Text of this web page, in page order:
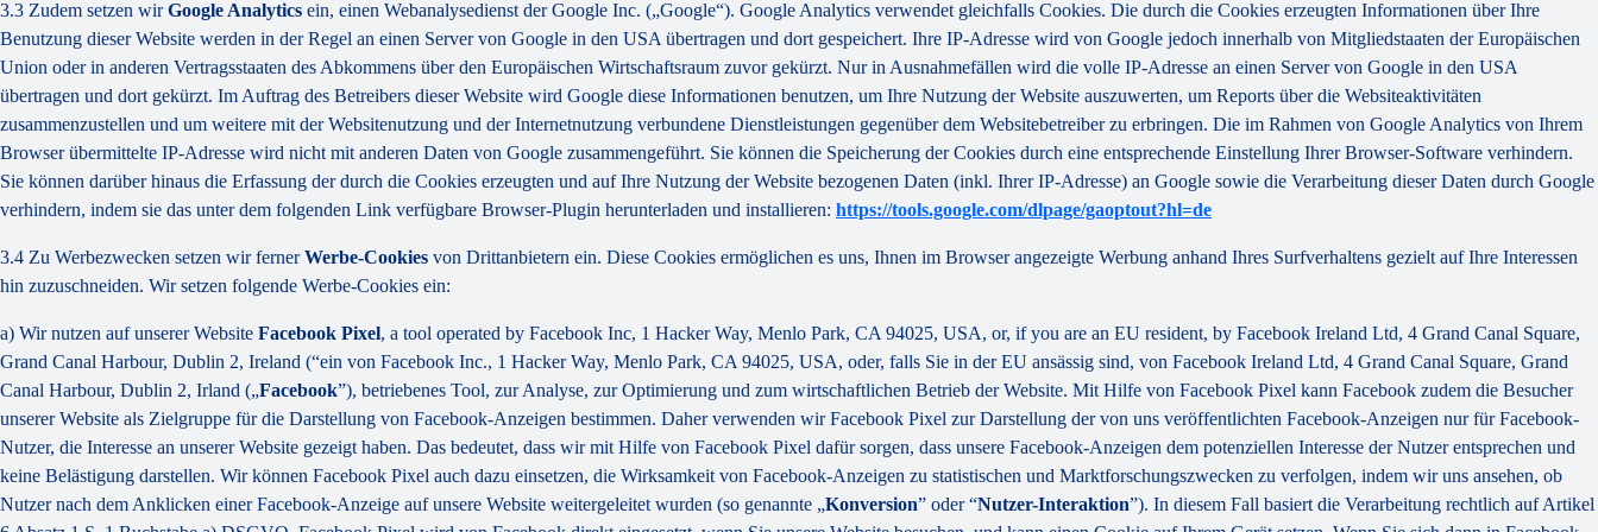
3.3 Zudem setzen wirGoogle Analytics ein, einen Webanalysedienst der Google Inc. („Google“). Google Analytics verwendet gleichfalls Cookies. Die durch die Cookies erzeugten Informationen über Ihre
Benutzung dieser Website werden in der Regel an einen Server von Google in den USA übertragen und dort gespeichert. Ihre IP-Adresse wird von Google jedoch innerhalb von Mitgliedstaaten der Europäischen
Union oder in anderen Vertragsstaaten des Abkommens über den Europäischen Wirtschaftsraum zuvor gekürzt. Nur in Ausnahmefällen wird die volle IP-Adresse an einen Server von Google in den USA
übertragen und dort gekürzt. Im Auftrag des Betreibers dieser Website wird Google diese Informationen benutzen, um Ihre Nutzung der Website auszuwerten, um Reports über die Websiteaktivitäten
zusammenzustellen und um weitere mit der Websitenutzung und der Internetnutzung verbundene Dienstleistungen gegenüber dem Websitebetreiber zu erbringen. Die im Rahmen von Google Analytics von Ihrem
Browser übermittelte IP-Adresse wird nicht mit anderen Daten von Google zusammengeführt. Sie können die Speicherung der Cookies durch eine entsprechende Einstellung Ihrer Browser-Software verhindern.
Sie können darüber hinaus die Erfassung der durch die Cookies erzeugten und auf Ihre Nutzung der Website bezogenen Daten (inkl. Ihrer IP-Adresse) an Google sowie die Verarbeitung dieser Daten durch Google
verhindern, indem sie das unter dem folgenden Link verfügbare Browser-Plugin herunterladen und installieren: https://tools.google.com/dlpage/gaoptout?hl=de
3.4 Zu Werbezwecken setzen wir fernerWerbe-Cookies von Drittanbietern ein. Diese Cookies ermöglichen es uns, Ihnen im Browser angezeigte Werbung anhand Ihres Surfverhaltens gezielt auf Ihre Interessen
hin zuzuschneiden. Wir setzen folgende Werbe-Cookies ein:
a) Wir nutzen auf unserer Website Facebook Pixel, a tool operated by Facebook Inc, 1 Hacker Way, Menlo Park, CA 94025, USA, or, if you are an EU resident, by Facebook Ireland Ltd, 4 Grand Canal Square,
Grand Canal Harbour, Dublin 2, Ireland (“ein von Facebook Inc., 1 Hacker Way, Menlo Park, CA 94025, USA, oder, falls Sie in der EU ansässig sind, von Facebook Ireland Ltd, 4 Grand Canal Square, Grand
Canal Harbour, Dublin 2, Irland („Facebook”), betriebenes Tool, zur Analyse, zur Optimierung und zum wirtschaftlichen Betrieb der Website. Mit Hilfe von Facebook Pixel kann Facebook zudem die Besucher
unserer Website als Zielgruppe für die Darstellung von Facebook-Anzeigen bestimmen. Daher verwenden wir Facebook Pixel zur Darstellung der von uns veröffentlichten Facebook-Anzeigen nur für Facebook-
Nutzer, die Interesse an unserer Website gezeigt haben. Das bedeutet, dass wir mit Hilfe von Facebook Pixel dafür sorgen, dass unsere Facebook-Anzeigen dem potenziellen Interesse der Nutzer entsprechen und
keine Belästigung darstellen. Wir können Facebook Pixel auch dazu einsetzen, die Wirksamkeit von Facebook-Anzeigen zu statistischen und Marktforschungszwecken zu verfolgen, indem wir uns ansehen, ob
Nutzer nach dem Anklicken einer Facebook-Anzeige auf unsere Website weitergeleitet wurden (so genannte „Konversion” oder “Nutzer-Interaktion”). In diesem Fall basiert die Verarbeitung rechtlich auf Artikel